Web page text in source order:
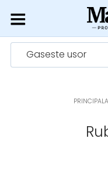
Gaseste usor
PRINCIPALA